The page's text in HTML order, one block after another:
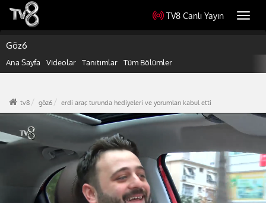
TV8 Canlı Yayın
Göz6
Ana Sayfa Videolar Tanıtımlar Tüm Bölümler
tv8 göz6 erdi araç turunda hediyeleri ve yorumları kabul etti